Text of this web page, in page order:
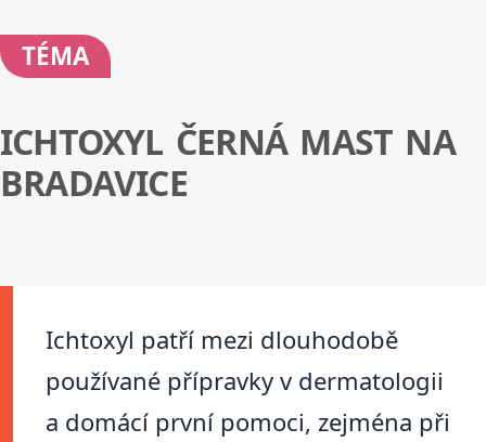
TÉMA
ICHTOXYL ČERNÁ MAST NA
BRADAVICE
Ichtoxyl patří mezi dlouhodobě
používané přípravky v dermatologii
a domácí první pomoci, zejména při